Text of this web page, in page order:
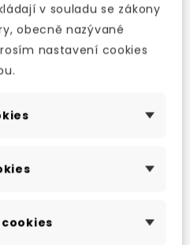
WITH NAVIO APP
665 Kč
v souladu se zákony
obecně nazývané
nastavení cookies